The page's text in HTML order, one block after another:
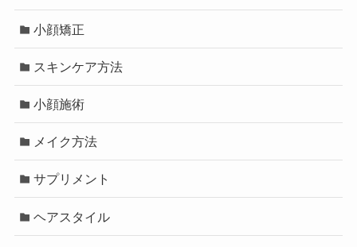
小顔矯正
スキンケア方法
小顔施術
メイク方法
サプリメント
ヘアスタイル